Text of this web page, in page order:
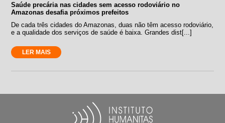
Saúde precária nas cidades sem acesso rodoviário no
Amazonas desafia próximos prefeitos
De cada três cidades do Amazonas, duas não têm acesso rodoviário,
e a qualidade dos serviços de saúde é baixa. Grandes dist[...]
LER MAIS